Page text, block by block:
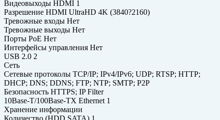
Видеовыходы HDMI 1
Разрешение HDMI UltraHD 4K (3840?2160)
Тревожные входы Нет
Тревожные выходы Нет
Порты PoE Нет
Интерфейсы управления Нет
USB 2.0 2
Сеть
Сетевые протоколы TCP/IP; IPv4/IPv6; UDP; RTSP; HTTP;
DHCP; DNS; DDNS; FTP; NTP; SMTP; P2P
Безопасность HTTPS; IP Filter
10Base-T/100Base-TX Ethernet 1
Хранение информации
Количество (HDD SATA) 1